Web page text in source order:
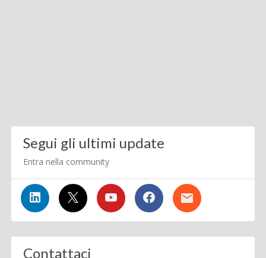
Segui gli ultimi update
Entra nella community
Contattaci